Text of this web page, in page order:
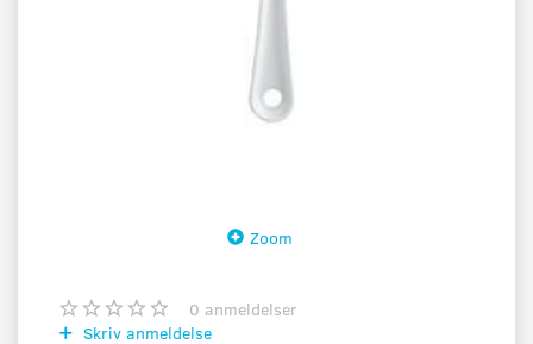
Zoom
0 anmeldelser
Skriv anmeldelse